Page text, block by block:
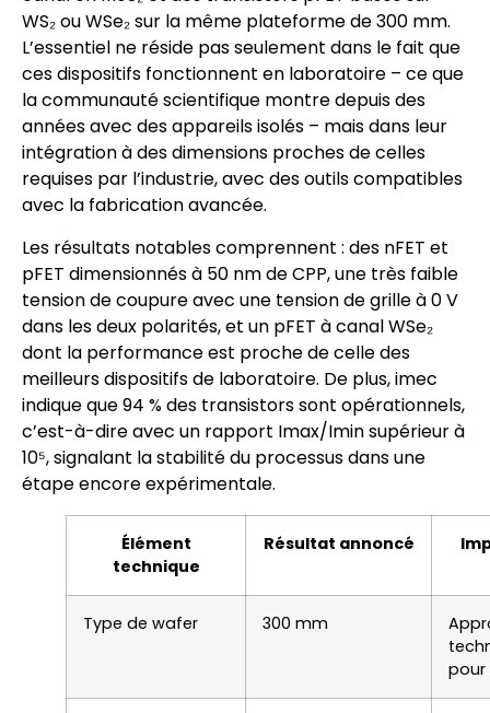
WS₂ ou WSe₂ sur la même plateforme de 300 mm.
L’essentiel ne réside pas seulement dans le fait que
ces dispositifs fonctionnent en laboratoire – ce que
la communauté scientifique montre depuis des
années avec des appareils isolés – mais dans leur
intégration à des dimensions proches de celles
requises par l’industrie, avec des outils compatibles
avec la fabrication avancée.
Les résultats notables comprennent : des nFET et
pFET dimensionnés à 50 nm de CPP, une très faible
tension de coupure avec une tension de grille à 0 V
dans les deux polarités, et un pFET à canal WSe₂
dont la performance est proche de celle des
meilleurs dispositifs de laboratoire. De plus, imec
indique que 94 % des transistors sont opérationnels,
c’est-à-dire avec un rapport Imax/Imin supérieur à
10⁵, signalant la stabilité du processus dans une
étape encore expérimentale.
Élément
technique
Résultat annoncé
Type de wafer 300 mm
pour